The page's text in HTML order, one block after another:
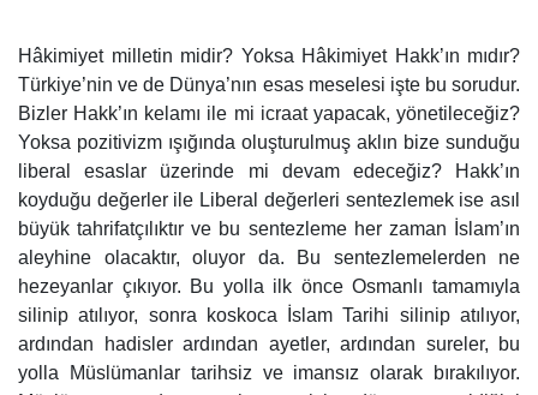
Hâkimiyet milletin midir? Yoksa Hâkimiyet Hakk’ın mıdır?
Türkiye’nin ve de Dünya’nın esas meselesi işte bu sorudur.
Bizler Hakk’ın kelamı ile mi icraat yapacak, yönetileceğiz?
Yoksa pozitivizm ışığında oluşturulmuş aklın bize sunduğu
liberal esaslar üzerinde mi devam edeceğiz? Hakk’ın
koyduğu değerler ile Liberal değerleri sentezlemek ise asıl
büyük tahrifatçılıktır ve bu sentezleme her zaman İslam’ın
aleyhine olacaktır, oluyor da. Bu sentezlemelerden ne
hezeyanlar çıkıyor. Bu yolla ilk önce Osmanlı tamamıyla
silinip atılıyor, sonra koskoca İslam Tarihi silinip atılıyor,
ardından hadisler ardından ayetler, ardından sureler, bu
yolla Müslümanlar tarihsiz ve imansız olarak bırakılıyor.